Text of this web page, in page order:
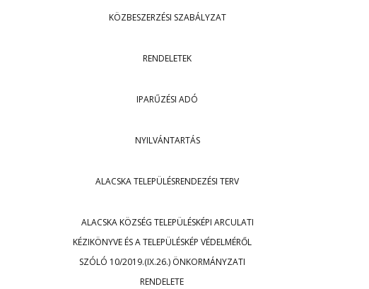
KÖZBESZERZÉSI SZABÁLYZAT
RENDELETEK
IPARŰZÉSI ADÓ
NYILVÁNTARTÁS
ALACSKA TELEPÜLÉSRENDEZÉSI TERV
ALACSKA KÖZSÉG TELEPÜLÉSKÉPI ARCULATI
KÉZIKÖNYVE ÉS A TELEPÜLÉSKÉP VÉDELMÉRŐL
SZÓLÓ 10/2019.(IX.26.) ÖNKORMÁNYZATI
RENDELETE